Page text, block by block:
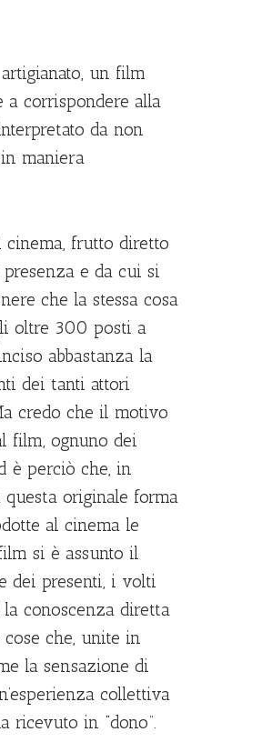
un film
a corrispondere alla
da non
maniera
cinema, frutto diretto
e da cui si
che la stessa cosa
oltre 300 posti a
abbastanza la
dei tanti attori
credo che il motivo
film, ognuno dei
è perciò che, in
questa originale forma
al cinema le
si è assunto il
dei presenti, i volti
conoscenza diretta
che, unite in
la sensazione di
collettiva
ricevuto in “dono”.